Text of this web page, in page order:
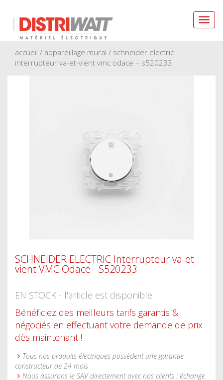
accueil / appareillage mural / schneider electric
interrupteur va-et-vient vmc odace – s520233
SCHNEIDER ELECTRIC Interrupteur va-et-
vient VMC Odace - S520233
EN STOCK - l'article est disponible
Bénéficiez des meilleurs tarifs garantis &
négociés en effectuant votre demande de prix
dès maintenant !
Tous nos produits électriques possèdent une garantie
constructeur de 24 mois
Nous assurons le SAV directement avec nos clients : échange